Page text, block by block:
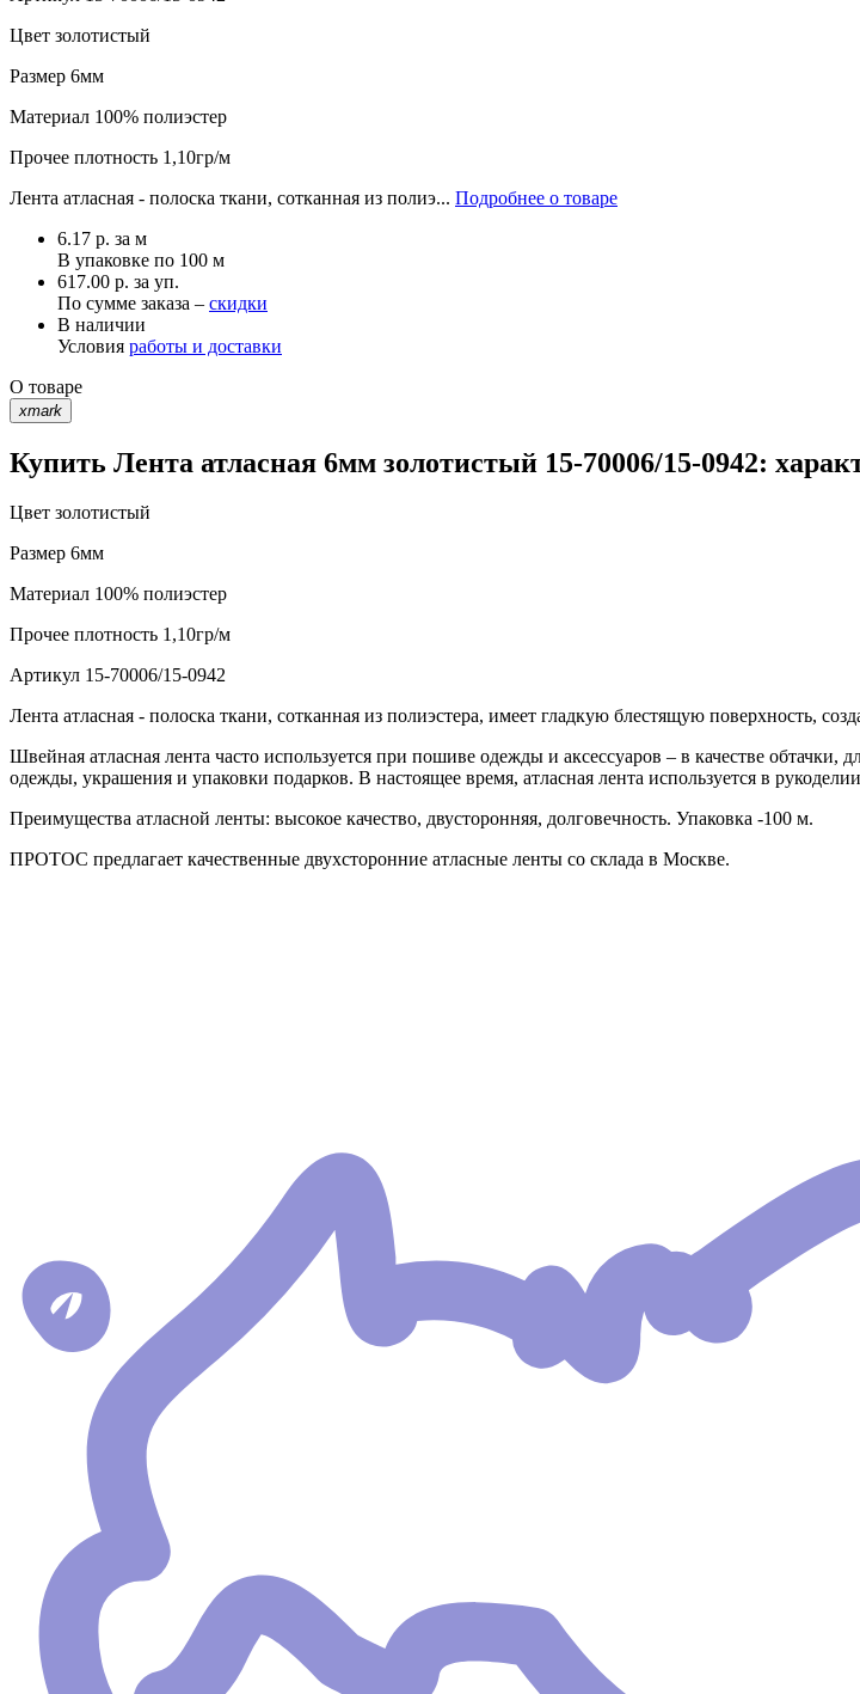
Цвет золотистый
Размер 6мм
Материал 100% полиэстер
Прочее плотность 1,10гр/м
Лента атласная - полоска ткани, сотканная из полиэ... Подробнее о товаре
6.17 р. за м
В упаковке по 100 м
617.00 р. за уп.
По сумме заказа – скидки
В наличии
Условия работы и доставки
О товаре
xmark
Купить Лента атласная 6мм золотистый 15-70006/15-0942:
Цвет золотистый
Размер 6мм
Материал 100% полиэстер
Прочее плотность 1,10гр/м
Артикул 15-70006/15-0942
Лента атласная - полоска ткани, сотканная из полиэстера, имеет гладкую блестящую поверхность,
Швейная атласная лента часто используется при пошиве одежды и аксессуаров – в качестве
одежды, украшения и упаковки подарков. В настоящее время, атласная лента используется в
Преимущества атласной ленты: высокое качество, двусторонняя, долговечность. Упаковка -100 м.
ПРОТОС предлагает качественные двухсторонние атласные ленты со склада в Москве.